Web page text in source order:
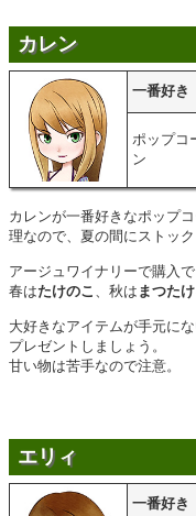
カレン
一番好き
ポップコ
ン
カレンが一番好きなポップ
理なので、夏の間にストッ
アージュワイナリーで購入
春はたけのこ 、秋は まつたけ
大好きなアイテムが手元に
プレゼントしましょう。
甘い物は苦手なので注意。
エリィ
一番好き